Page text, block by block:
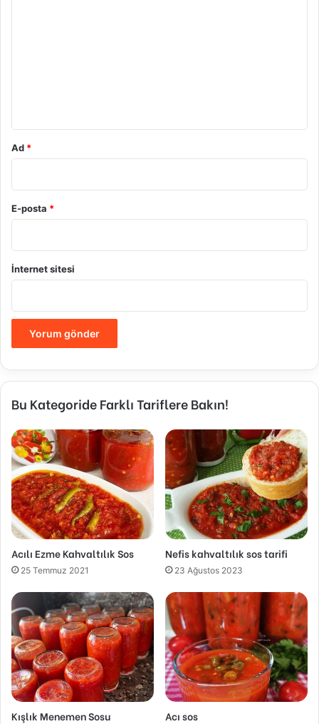
Ad *
E-posta *
İnternet sitesi
Bu Kategoride Farklı Tariflere Bakın!
Acılı Ezme Kahvaltılık Sos
25 Temmuz 2021
Nefis kahvaltılık sos tarifi
23 Ağustos 2023
Kışlık Menemen Sosu Acı sos